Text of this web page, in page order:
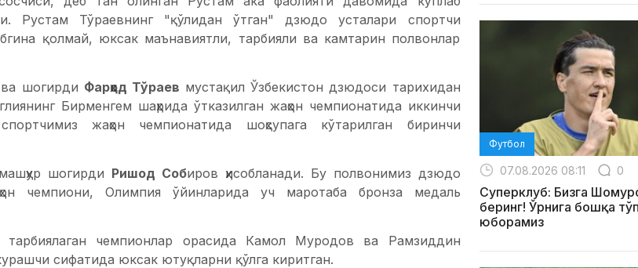
Рустам Тўраевнинг "қўлидан ўтган" дзюдо усталари спортчи
қолмай, юксак маънавиятли, тарбияли ва камтарин полвонлар
шогирди Фарҳод Тўраев мустақил Ўзбекистон дзюдоси тарихидан
Бирменгем шаҳрида ўтказилган жаҳон чемпионатида иккинчи
жаҳон чемпионатида шоҳсупага кўтарилган биринчи
шогирди Ришод Собиров ҳисобланади. Бу полвонимиз дзюдо
чемпиони, Олимпия ўйинларида уч маротаба бронза медаль
чемпионлар орасида Камол Муродов ва Рамзиддин
сифатида юксак ютуқларни қўлга киритган.
Футбол
07.08.2026 08:11 0
Суперклуб: Бизга
беринг! Ўрнига бошқа
юборамиз